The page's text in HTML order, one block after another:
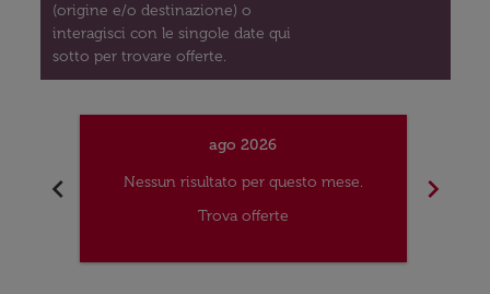
(origine e/o destinazione) o
interagisci con le singole date qui
sotto per trovare offerte.
chevron_left
ago 2026
Nessun risultato per questo mese.
Trova offerte
chevron_right